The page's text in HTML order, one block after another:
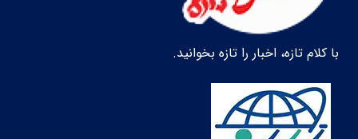
با کلام تازه، اخبار را تازه بخوانید.